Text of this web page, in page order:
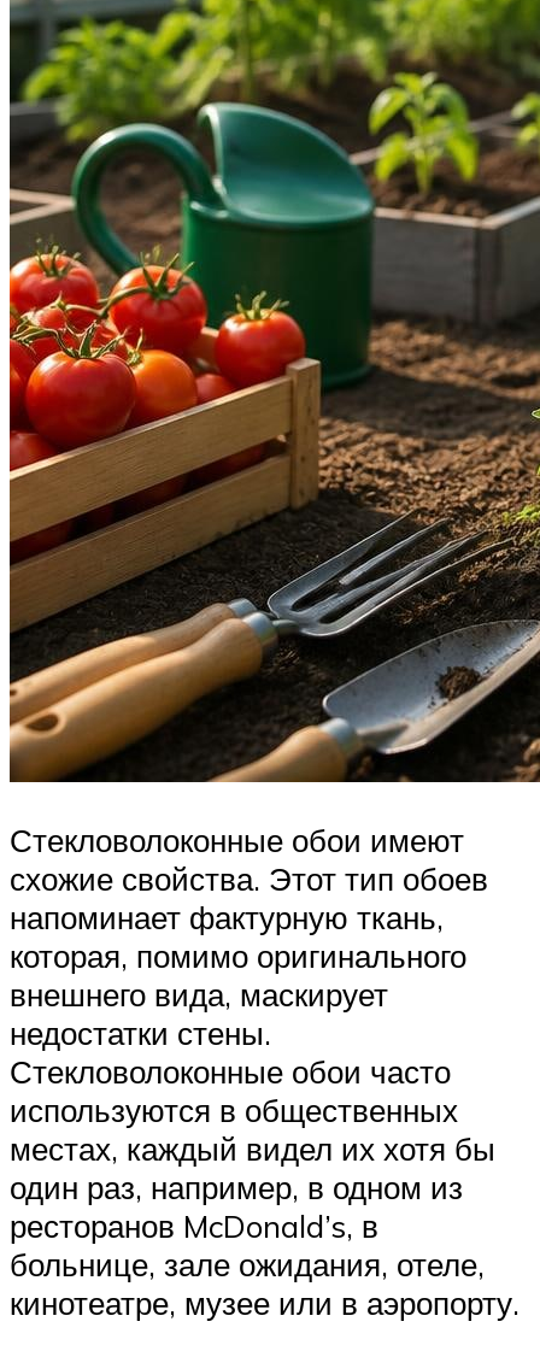
Стекловолоконные обои имеют
схожие свойства. Этот тип обоев
напоминает фактурную ткань,
которая, помимо оригинального
внешнего вида, маскирует
недостатки стены.
Стекловолоконные обои часто
используются в общественных
местах, каждый видел их хотя бы
один раз, например, в одном из
ресторанов McDonald’s, в
больнице, зале ожидания, отеле,
кинотеатре, музее или в аэропорту.